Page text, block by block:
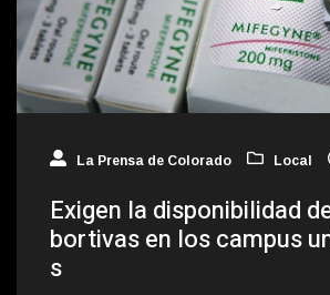
La Prensa de Colorado Local
Exigen la disponibilidad
bortivas en los campus
s